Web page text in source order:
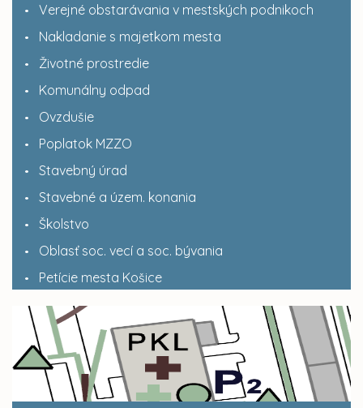
Verejné obstarávania v mestských podnikoch
Nakladanie s majetkom mesta
Životné prostredie
Komunálny odpad
Ovzdušie
Poplatok MZZO
Stavebný úrad
Stavebné a územ. konania
Školstvo
Oblasť soc. vecí a soc. bývania
Petície mesta Košice